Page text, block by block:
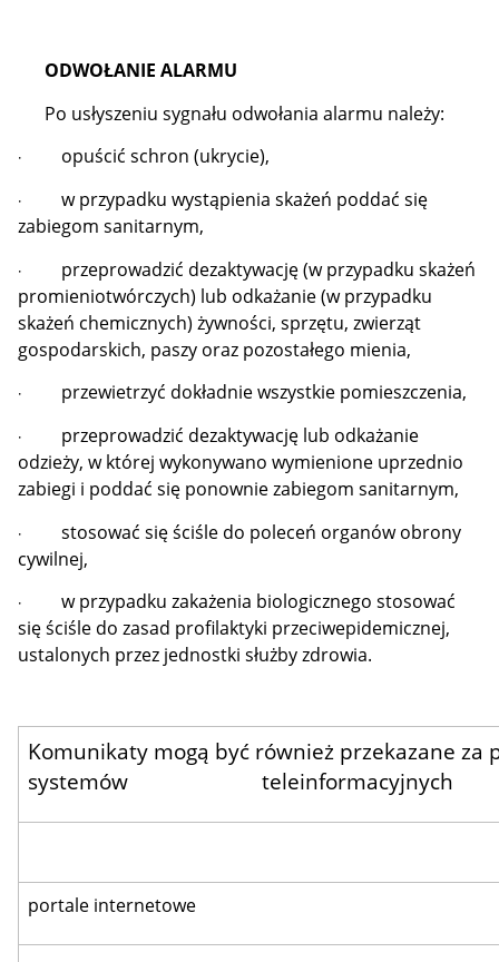
ODWOŁANIE ALARMU
Po usłyszeniu sygnału odwołania alarmu należy:
· opuścić schron (ukrycie),
·
w przypadku wystąpienia skażeń poddać się
zabiegom sanitarnym,
·
przeprowadzić dezaktywację (w przypadku skażeń
promieniotwórczych) lub odkażanie (w przypadku
skażeń chemicznych) żywności, sprzętu, zwierząt
gospodarskich, paszy oraz pozostałego mienia,
· przewietrzyć dokładnie wszystkie pomieszczenia,
·
przeprowadzić dezaktywację lub odkażanie
odzieży, w której wykonywano wymienione uprzednio
zabiegi i poddać się ponownie zabiegom sanitarnym,
·
stosować się ściśle do poleceń organów obrony
cywilnej,
·
w przypadku zakażenia biologicznego stosować
się ściśle do zasad profilaktyki przeciwepidemicznej,
ustalonych przez jednostki służby zdrowia.
Komunikaty mogą być również przekazane za
systemów teleinformacyjnych
portale internetowe